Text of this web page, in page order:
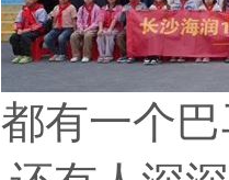
有一个